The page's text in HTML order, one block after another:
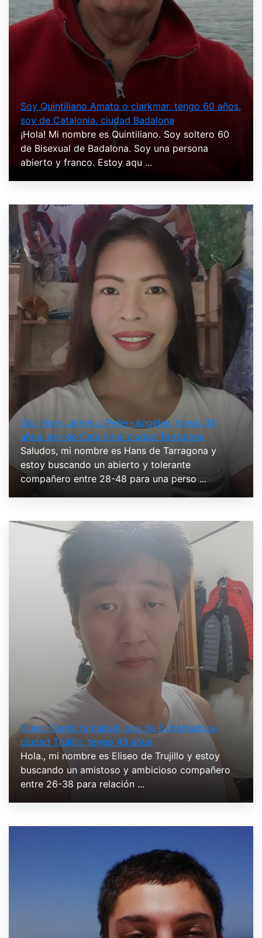
Soy Quintiliano Amato o clarkmar, tengo 60 años,
soy de Catalonia, ciudad Badalona
¡Hola! Mi nombre es Quintiliano. Soy soltero 60
de Bisexual de Badalona. Soy una persona
abierto y franco. Estoy aqu ...
Soy Hans James o Peter+Angeles, tengo 38
años, soy de Catalonia, ciudad Tarragona
Saludos, mi nombre es Hans de Tarragona y
estoy buscando un abierto y tolerante
compañero entre 28-48 para una perso ...
Eliseo Canto tamapain, soy de Extremadura,
ciudad Trujillo, tengo 49 años
Hola., mi nombre es Eliseo de Trujillo y estoy
buscando un amistoso y ambicioso compañero
entre 26-38 para relación ...